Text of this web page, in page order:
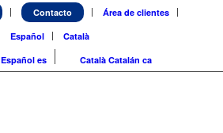
Contacto
Área de clientes
Español
Català
Español es Català Catalán ca